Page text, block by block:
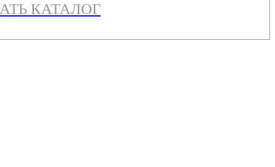
КАТАЛОГ